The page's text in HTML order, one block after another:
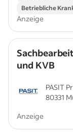
Betriebliche
Anzeige
und KVB
PASIT
GmbH
80331
Anzeige